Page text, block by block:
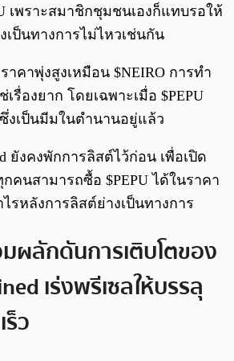
เพราะสมาชิกชุมชนเองก็แทบรอให้
เป็นทางการไม่ไหวเช่นกัน
ราคาพุ่งสูงเหมือน $NEIRO การทำ
เรื่องยาก โดยเฉพาะเมื่อ $PEPU
งเป็นมีมในตำนานอยู่แล้ว
ยังคงพักการลิสต์ไว้ก่อน เพื่อเปิด
คนสามารถซื้อ $PEPU ได้ในราคา
รหลังการลิสต์ย่างเป็นทางการ
ผลักดันการเติบโตของ
เร่งพรีเซลให้บรรลุ
ว